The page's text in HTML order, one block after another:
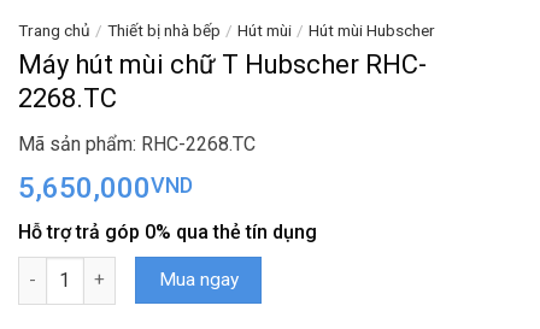
Trang chủ / Thiết bị nhà bếp / Hút mùi / Hút mùi Hubscher
Máy hút mùi chữ T Hubscher RHC-
2268.TC
Mã sản phẩm: RHC-2268.TC
5,650,000VND
Hỗ trợ trả góp 0% qua thẻ tín dụng
Máy hút mùi chữ T Hubscher RHC-2268.TC số lượng
Mua ngay